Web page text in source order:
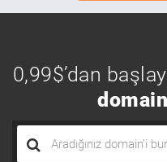
0,99$’dan